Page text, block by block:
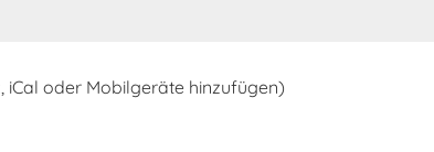
iCal oder Mobilgeräte hinzufügen)